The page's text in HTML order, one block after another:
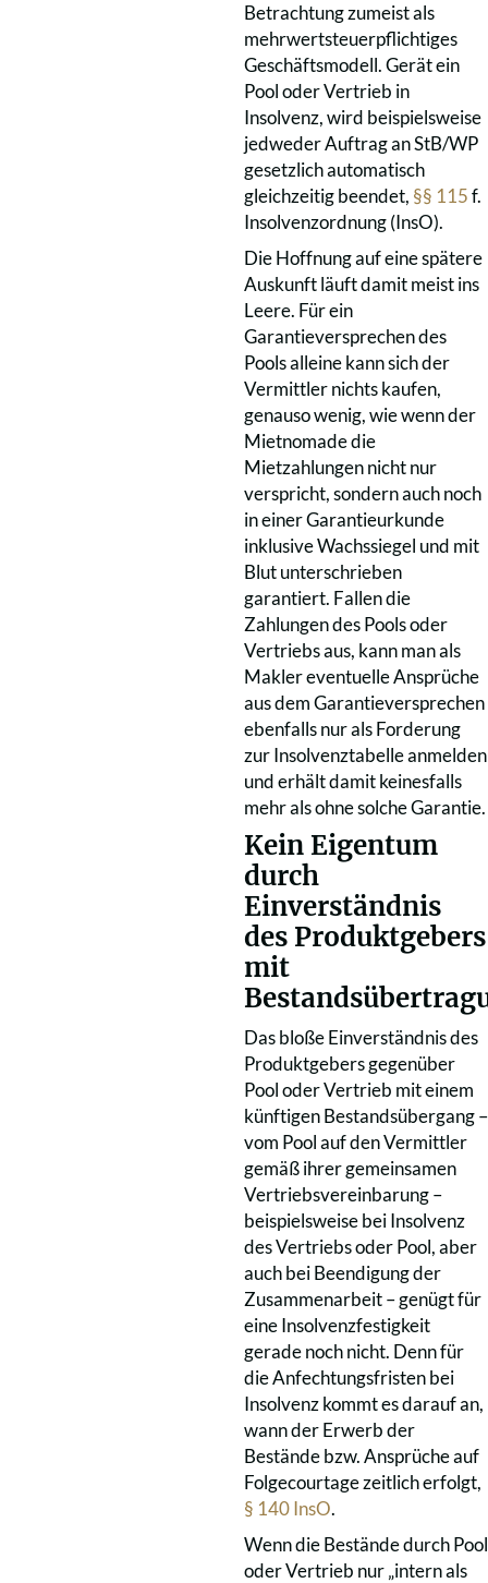
Betrachtung zumeist als
mehrwertsteuerpflichtiges
Geschäftsmodell. Gerät ein
Pool oder Vertrieb in
Insolvenz, wird beispielsweise
jedweder Auftrag an StB/WP
gesetzlich automatisch
gleichzeitig beendet, §§ 115f.
Insolvenzordnung (InsO).
Die Hoffnung auf eine spätere
Auskunft läuft damit meist ins
Leere. Für ein
Garantieversprechen des
Pools alleine kann sich der
Vermittler nichts kaufen,
genauso wenig, wie wenn der
Mietnomade die
Mietzahlungen nicht nur
verspricht, sondern auch noch
in einer Garantieurkunde
inklusive Wachssiegel und mit
Blut unterschrieben
garantiert. Fallen die
Zahlungen des Pools oder
Vertriebs aus, kann man als
Makler eventuelle Ansprüche
aus dem Garantieversprechen
ebenfalls nur als Forderung
zur Insolvenztabelle anmelden
und erhält damit keinesfalls
mehr als ohne solche Garantie.
Kein Eigentum
durch
Einverständnis
des Produktgebers
mit
Das bloße Einverständnis des
Produktgebers gegenüber
Pool oder Vertrieb mit einem
künftigen Bestandsübergang –
vom Pool auf den Vermittler
gemäß ihrer gemeinsamen
Vertriebsvereinbarung –
beispielsweise bei Insolvenz
des Vertriebs oder Pool, aber
auch bei Beendigung der
Zusammenarbeit – genügt für
eine Insolvenzfestigkeit
gerade noch nicht. Denn für
die Anfechtungsfristen bei
Insolvenz kommt es darauf an,
wann der Erwerb der
Bestände bzw. Ansprüche auf
Folgecourtage zeitlich erfolgt,
§ 140 InsO.
Wenn die Bestände durch Pool
oder Vertrieb nur „intern als